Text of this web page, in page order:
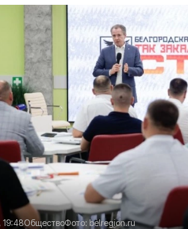
19:48ОбществоФото: belregion.ru